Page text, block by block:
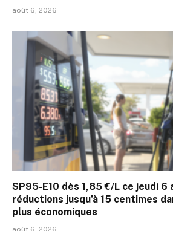
août 6, 2026
SP95-E10 dès 1,85 €/L ce jeudi
réductions jusqu’à 15 centimes
plus économiques
août 6, 2026